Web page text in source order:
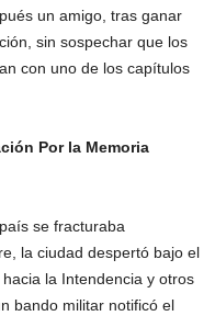
un amigo, tras ganar
sin sospechar que los
con uno de los capítulos
Por la Memoria
se fracturaba
la ciudad despertó bajo el
la Intendencia y otros
bando militar notificó el